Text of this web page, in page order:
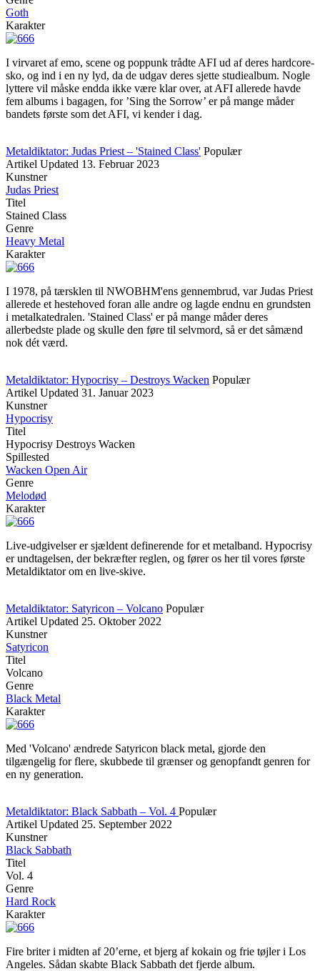
Goth
Karakter
I virvaret af emo, scene og poppunk trådte AFI ud af deres hardcore-
sko, og ind i en ny lyd, da de udgav deres sjette studiealbum. Nogle
lyttere vil måske endda ikke være klar over, at AFI allerede havde
fem albums i bagagen, for ’Sing the Sorrow’ er på mange måder
bandets første som det AFI, vi kender i dag.
Metaldiktator: Judas Priest – 'Stained Class' Populær
Artikel Updated 13. Februar 2023
Kunstner
Judas Priest
Titel
Stained Class
Genre
Heavy Metal
Karakter
I 1978, på tærsklen til NWOBHM'ens gennembrud, var Judas Priest
allerede et hestehoved foran alle andre og lagde endnu en grundsten
i metalkatedralen. 'Stained Class' er på mange måder deres
allerbedste plade og skulle den føre til selvmord, så er det såmænd
nok dét værd.
Metaldiktator: Hypocrisy – Destroys Wacken Populær
Artikel Updated 31. Januar 2023
Kunstner
Hypocrisy
Titel
Hypocrisy Destroys Wacken
Spillested
Wacken Open Air
Genre
Melodød
Karakter
Live-udgivelser er sjældent definerende for et metalband. Hypocrisy
er undtagelsen, der bekræfter reglen, og fører os her til vores første
Metaldiktator om en live-skive.
Metaldiktator: Satyricon – Volcano Populær
Artikel Updated 25. Oktober 2022
Kunstner
Satyricon
Titel
Volcano
Genre
Black Metal
Karakter
Med 'Volcano' ændrede Satyricon black metal, gjorde den
tilgængelig for flere, skubbede til grænser og genopfandt genren for
en ny generation.
Metaldiktator: Black Sabbath – Vol. 4 Populær
Artikel Updated 25. September 2022
Kunstner
Black Sabbath
Titel
Vol. 4
Genre
Hard Rock
Karakter
Fire briter i midten af 20’erne, et bjerg af kokain og frie tøjler i Los
Angeles. Sådan skabte Black Sabbath det fjerde album.